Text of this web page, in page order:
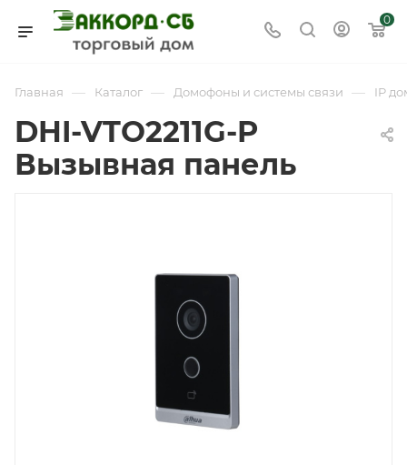
0
Главная — Каталог — Домофоны и системы связи — IP
DHI-VTO2211G-P
Вызывная панель